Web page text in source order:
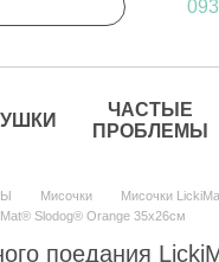
ЧАСТЫЕ
ПРОБЛЕМЫ
Мисочки
Мисочки
Slodog® Orange 35x26см
поедания